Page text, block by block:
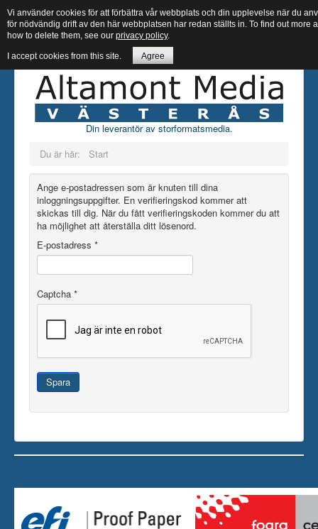
Din leverantör av storformatsmedia.
Du är här:
Start
Ange e-postadressen som är knuten till dina
inloggningsuppgifter. En verifieringskod kommer att
skickas till dig. När du fått verifieringskoden kommer du att
ha möjlighet att återställa ditt lösenord.
E-postadress *
Captcha *
Spara
Vi använder cookies för att förbättra vår webbplats och din upplevelse när du
för nödvändig drift av den här webbplatsen har redan ställts in. To find out more
how to delete them, see our privacy policy.
I accept cookies from this site. Agree